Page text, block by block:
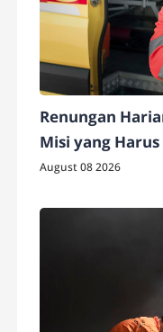
Renungan
Misi yang
August 08 2026